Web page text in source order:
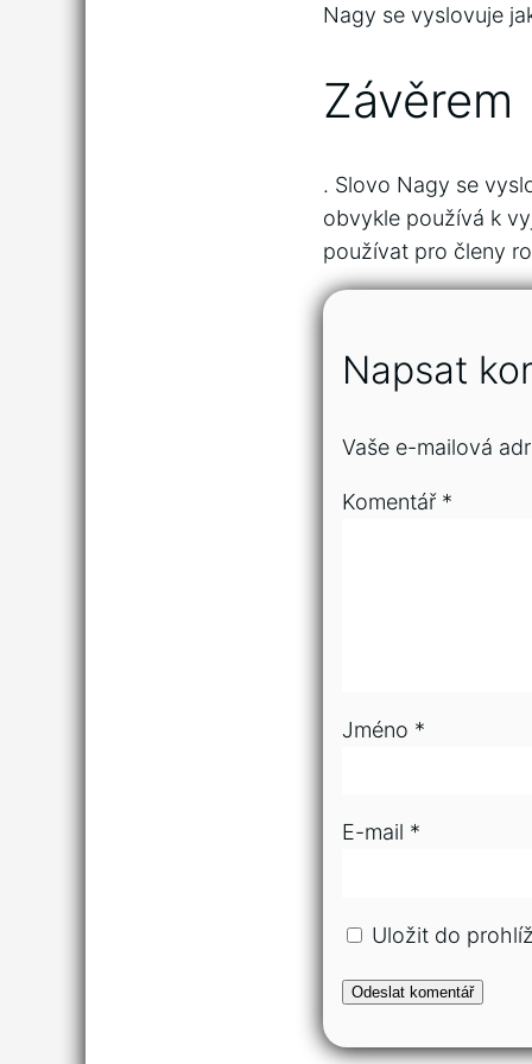
Nagy se vyslovuje
Závěrem
. Slovo Nagy se
obvykle používá k
používat pro členy
Napsat
Vaše e-mailová
Komentář *
Jméno *
E-mail *
Uložit do